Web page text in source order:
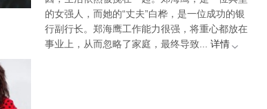
的女强人，而她的“丈夫”白桦，是一位成功的银
行副行长。郑海鹰工作能力很强，将重心都放在
事业上，从而忽略了家庭，最终导致...
详情